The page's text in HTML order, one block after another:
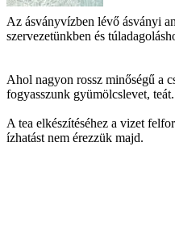
Az ásványvízben lévő ásványi
szervezetünkben és
Ahol nagyon rossz minőségű a
fogyasszunk gyümölcslevet, teát.
A tea elkészítéséhez a vizet
ízhatást nem érezzük majd.